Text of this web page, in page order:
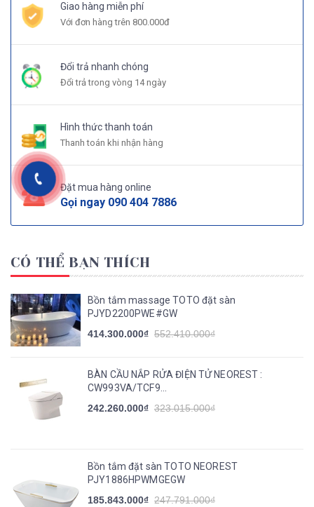
Giao hàng miễn phí
Với đơn hàng trên 800.000đ
Đổi trả nhanh chóng
Đổi trả trong vòng 14 ngày
Hình thức thanh toán
Thanh toán khi nhận hàng
Đặt mua hàng online
Gọi ngay 090 404 7886
CÓ THỂ BẠN THÍCH
Bồn tắm massage TOTO đặt sàn
PJYD2200PWE#GW
414.300.000₫ 552.410.000₫
BÀN CẦU NẮP RỬA ĐIỆN TỬ NEOREST :
CW993VA/TCF9...
242.260.000₫ 323.015.000₫
Bồn tắm đặt sàn TOTO NEOREST
PJY1886HPWMGEGW
185.843.000₫ 247.791.000₫